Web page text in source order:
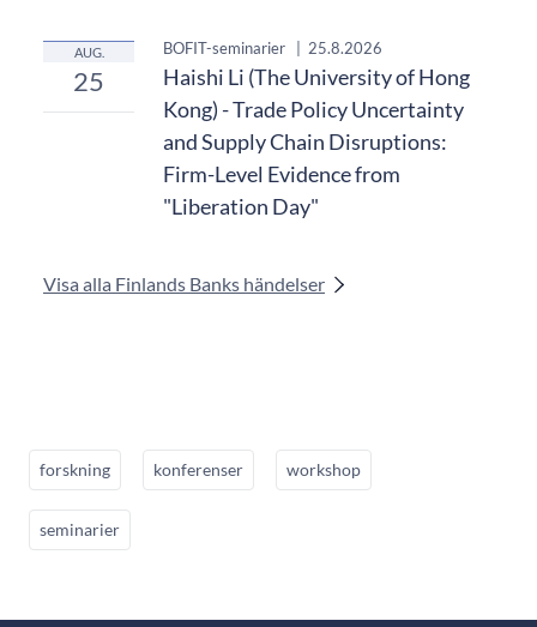
AUG.
25
BOFIT-seminarier | 25.8.2026
Haishi Li (The University of Hong
Kong) - Trade Policy Uncertainty
and Supply Chain Disruptions:
Firm-Level Evidence from
"Liberation Day"
Visa alla Finlands Banks händelser
forskning konferenser workshop
seminarier